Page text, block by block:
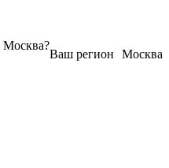
Москва
Ваш регион
Москва?